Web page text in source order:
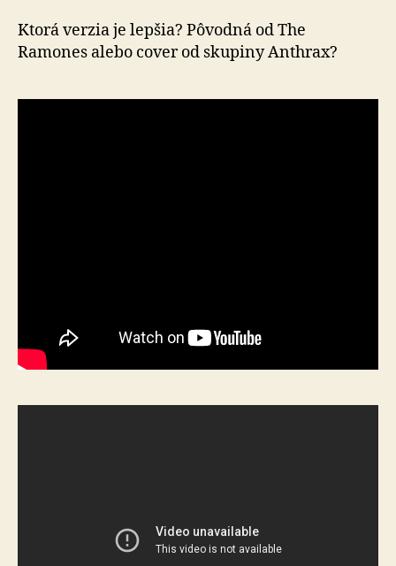
Ktorá verzia je lepšia? Pôvodná od The
Ramones alebo cover od skupiny Anthrax?